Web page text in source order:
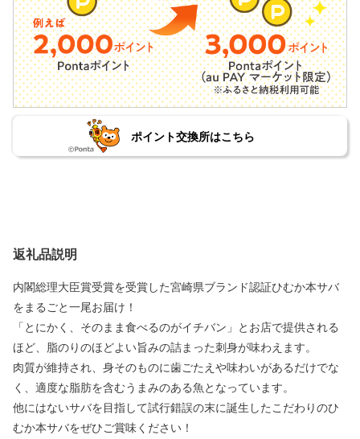
ポイント交換所はこちら
返礼品説明
内閣総理大臣賞受賞を受賞した宮崎県ブランド認証ひむか本サバ
をまるごと一尾お届け！
「とにかく、そのまま食べるのがイチバン」とお店で提供される
ほど、脂のりのほどよい旨みの詰まった刺身が味わえます。
肉質が維持され、身そのものに歯ごたえや味わいがあるだけでな
く、適度な脂肪を含むうまみのある魚となっています。
他にはないサバを目指して試行錯誤の末に誕生したこだわりのひ
むか本サバをぜひご賞味ください！